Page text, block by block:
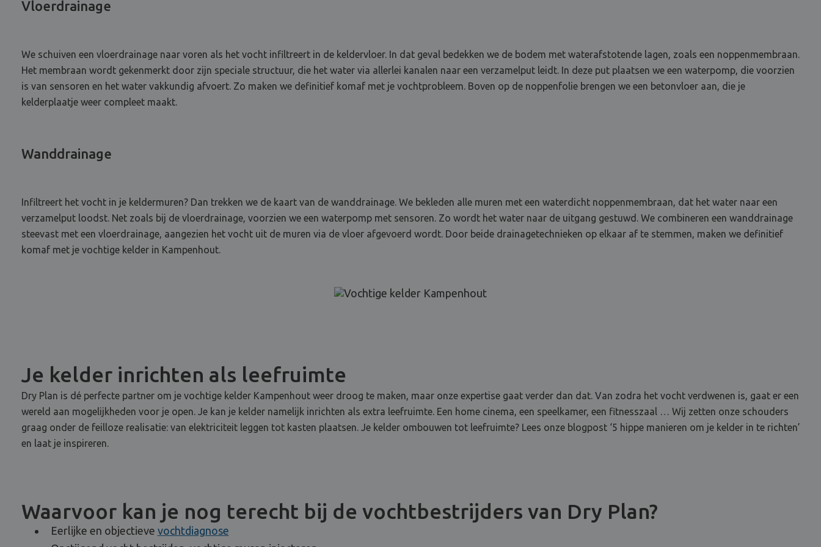
Vloerdrainage
We schuiven een vloerdrainage naar voren als het vocht infiltreert in de keldervloer. In dat geval bedekken we de bodem met waterafstotende lagen, zoals een noppenmembraan.
Het membraan wordt gekenmerkt door zijn speciale structuur, die het water via allerlei kanalen naar een verzamelput leidt. In deze put plaatsen we een waterpomp, die voorzien
is van sensoren en het water vakkundig afvoert. Zo maken we definitief komaf met je vochtprobleem. Boven op de noppenfolie brengen we een betonvloer aan, die je
kelderplaatje weer compleet maakt.
Wanddrainage
Infiltreert het vocht in je keldermuren? Dan trekken we de kaart van de wanddrainage. We bekleden alle muren met een waterdicht noppenmembraan, dat het water naar een
verzamelput loodst. Net zoals bij de vloerdrainage, voorzien we een waterpomp met sensoren. Zo wordt het water naar de uitgang gestuwd. We combineren een wanddrainage
steevast met een vloerdrainage, aangezien het vocht uit de muren via de vloer afgevoerd wordt. Door beide drainagetechnieken op elkaar af te stemmen, maken we definitief
komaf met je vochtige kelder in Kampenhout.
Je kelder inrichten als leefruimte
Dry Plan is dé perfecte partner om je vochtige kelder Kampenhout weer droog te maken, maar onze expertise gaat verder dan dat. Van zodra het vocht verdwenen is, gaat er een
wereld aan mogelijkheden voor je open. Je kan je kelder namelijk inrichten als extra leefruimte. Een home cinema, een speelkamer, een fitnesszaal … Wij zetten onze schouders
graag onder de feilloze realisatie: van elektriciteit leggen tot kasten plaatsen. Je kelder ombouwen tot leefruimte? Lees onze blogpost ‘5 hippe manieren om je kelder in te richten’
en laat je inspireren.
Waarvoor kan je nog terecht bij de vochtbestrijders van Dry Plan?
Eerlijke en objectieve vochtdiagnose